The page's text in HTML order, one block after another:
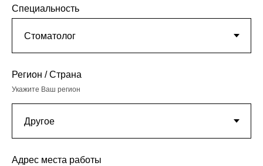
Специальность
Регион / Страна
Укажите Ваш регион
Адрес места работы